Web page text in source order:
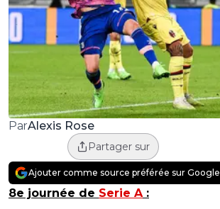
ParAlexis Rose
Partager sur
Ajouter comme source préférée sur Google
8e journée de Serie A: